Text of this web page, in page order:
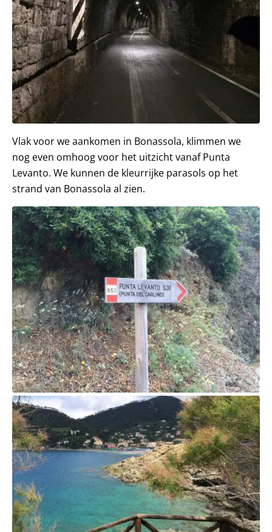
Vlak voor we aankomen in Bonassola, klimmen we
nog even omhoog voor het uitzicht vanaf Punta
Levanto. We kunnen de kleurrijke parasols op het
strand van Bonassola al zien.